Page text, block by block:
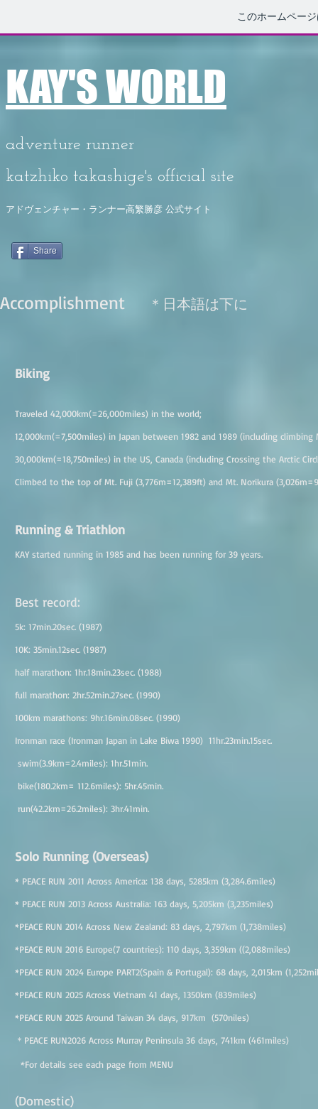
このホームペー
KAY'S WORLD
adventure runner
katzhiko takashige's official site
アドヴェンチャー・ランナー高繁勝彦 公式サイト
Share
Accomplishment ＊日本語は下に
Biking
Traveled 42,000km(=26,000miles) in the world;
12,000km(=7,500miles) in Japan between 1982 and 1989 (including
30,000km(=18,750miles) in the US, Canada (including Crossing the Arctic
Climbed to the top of Mt. Fuji (3,776m=12,389ft) and Mt. Norikura
Running & Triathlon
KAY started running in 1985 and has been running for 39 years.
Best record:
5k: 17min.20sec. (1987)
10K: 35min.12sec. (1987)
half marathon: 1hr.18min.23sec. (1988)
full marathon: 2hr.52min.27sec. (1990)
100km marathons: 9hr.16min.08sec. (1990)
Ironman race (Ironman Japan in Lake Biwa 1990) 11hr.23min.15sec.
swim(3.9km=2.4miles): 1hr.51min.
bike(180.2km= 112.6miles): 5hr.45min.
run(42.2km=26.2miles): 3hr.41min.
Solo Running (Overseas)
* PEACE RUN 2011 Across America: 138 days, 5285km (3,284.6miles)
* PEACE RUN 2013 Across Australia: 163 days, 5,205km (3,235miles)
*PEACE RUN 2014 Across New Zealand: 83 days, 2,797km (1,738miles)
*PEACE RUN 2016 Europe(7 countries): 110 days, 3,359km ((2,088miles)
*PEACE RUN 2024 Europe PART2(Spain & Portugal): 68 days, 2,015km
*PEACE RUN 2025 Across Vietnam 41 days, 1350km (839miles)
*PEACE RUN 2025 Around Taiwan 34 days, 917km (570niles)
​＊PEACE RUN2026 Across Murray Peninsula 36 days, 741km (461miles)
*For details see each page from MENU
(Domestic)